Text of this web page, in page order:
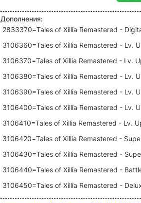
Дополнения:
2833370=Tales of Xillia Remastered -
3106360=Tales of Xillia Remastered - Lv.
3106370=Tales of Xillia Remastered - Lv.
3106380=Tales of Xillia Remastered - Lv.
3106390=Tales of Xillia Remastered - Lv.
3106400=Tales of Xillia Remastered - Lv.
3106410=Tales of Xillia Remastered - Lv.
3106420=Tales of Xillia Remastered -
3106430=Tales of Xillia Remastered -
3106440=Tales of Xillia Remastered -
3106450=Tales of Xillia Remastered -